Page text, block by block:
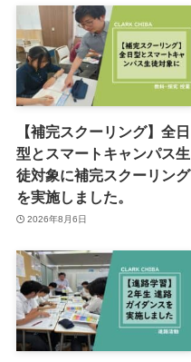
【補完スクーリング】全日
型とスマートキャンパス生
徒対象に補完スクーリング
を実施しました。
2026年8月6日